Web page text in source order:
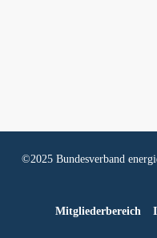
©2025 Bundesverband
Mitgliederbereich